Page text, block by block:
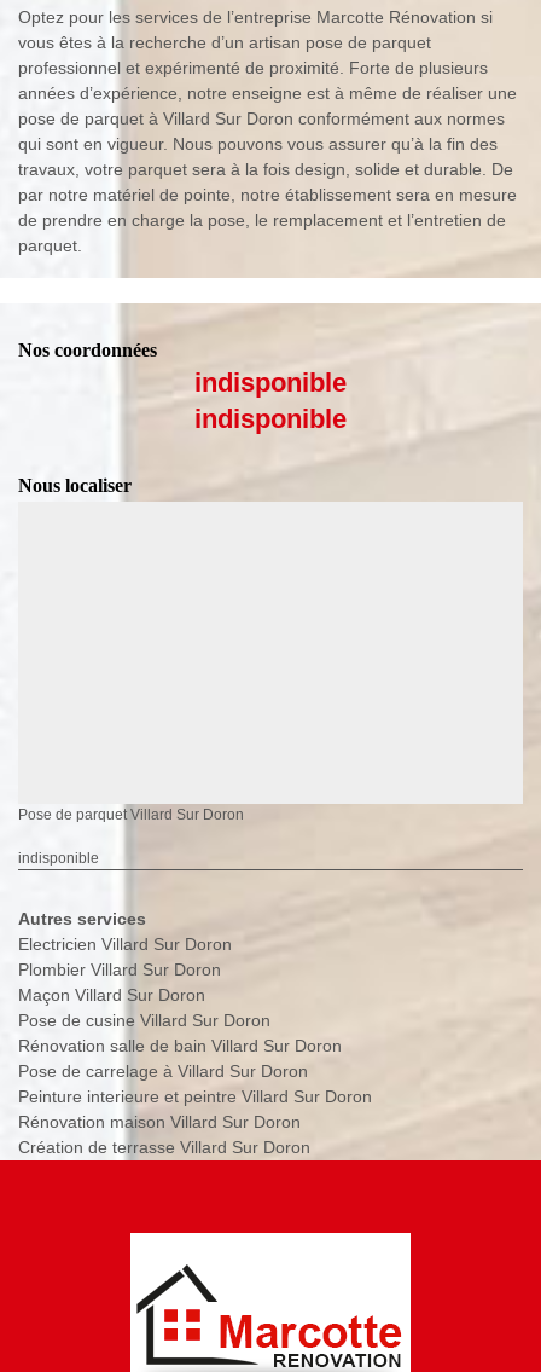
Optez pour les services de l’entreprise Marcotte Rénovation si
vous êtes à la recherche d’un artisan pose de parquet
professionnel et expérimenté de proximité. Forte de plusieurs
années d’expérience, notre enseigne est à même de réaliser une
pose de parquet à Villard Sur Doron conformément aux normes
qui sont en vigueur. Nous pouvons vous assurer qu’à la fin des
travaux, votre parquet sera à la fois design, solide et durable. De
par notre matériel de pointe, notre établissement sera en mesure
de prendre en charge la pose, le remplacement et l’entretien de
parquet.
Nos coordonnées
indisponible
indisponible
Nous localiser
Pose de parquet Villard Sur Doron
indisponible
Autres services
Electricien Villard Sur Doron
Plombier Villard Sur Doron
Maçon Villard Sur Doron
Pose de cusine Villard Sur Doron
Rénovation salle de bain Villard Sur Doron
Pose de carrelage à Villard Sur Doron
Peinture interieure et peintre Villard Sur Doron
Rénovation maison Villard Sur Doron
Création de terrasse Villard Sur Doron